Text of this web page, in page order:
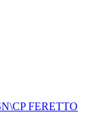
FERETTO